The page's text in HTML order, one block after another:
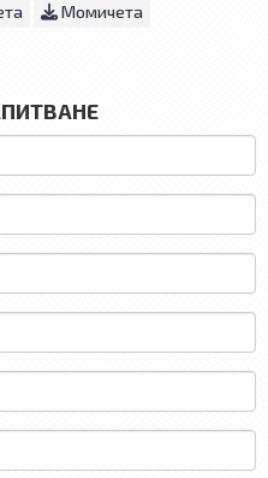
Момичета